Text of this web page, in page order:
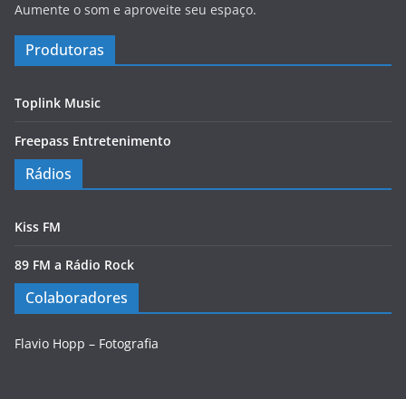
Aumente o som e aproveite seu espaço.
Produtoras
Toplink Music
Freepass Entretenimento
Rádios
Kiss FM
89 FM a Rádio Rock
Colaboradores
Flavio Hopp – Fotografia